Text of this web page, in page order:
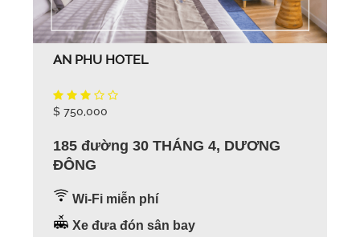
AN PHU HOTEL
$ 750,000
185 đường 30 THÁNG 4, DƯƠNG
ĐÔNG
Wi-Fi miễn phí
Xe đưa đón sân bay